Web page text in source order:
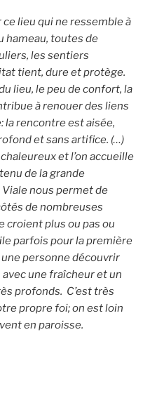
lieu qui ne ressemble à
hameau, toutes de
les sentiers
tient, dure et protège.
lieu, le peu de confort, la
à renouer des liens
la rencontre est aisée,
et sans artifice. (…)
et l’on accueille
de la grande
nous permet de
de nombreuses
croient plus ou pas ou
parfois pour la première
une personne découvrir
une fraîcheur et un
profonds. C’est très
propre foi; on est loin
en paroisse.